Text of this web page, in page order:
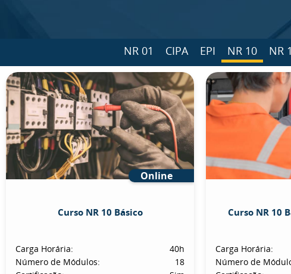
NR 01 CIPA EPI NR 10 NR
Online
Curso NR 10 Básico
Carga Horária:
40h
Número de Módulos:
18
Curso NR 10
Carga Horária:
Número de